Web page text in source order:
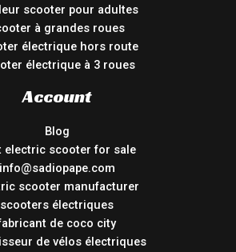
scooter pour adultes
à grandes roues
électrique hors route
électrique à 3 roues
Account
Blog
electric scooter for sale
info@sadiopape.com
scooter manufacturer
scooters électriques
de coco city
de vélos électriques